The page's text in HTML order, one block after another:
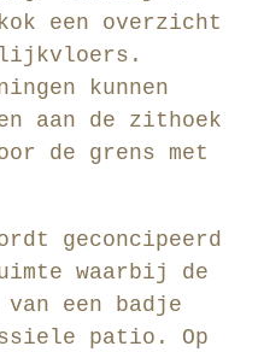
een overzicht
kunnen
aan de zithoek
de grens met
geconcipeerd
waarbij de
van een badje
patio. Op